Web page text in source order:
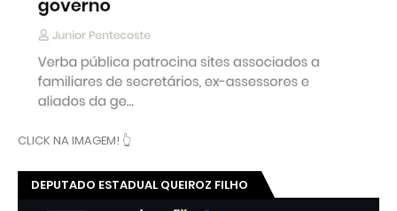
CLICK NA IMAGEM! 👆
DEPUTADO ESTADUAL QUEIROZ FILHO